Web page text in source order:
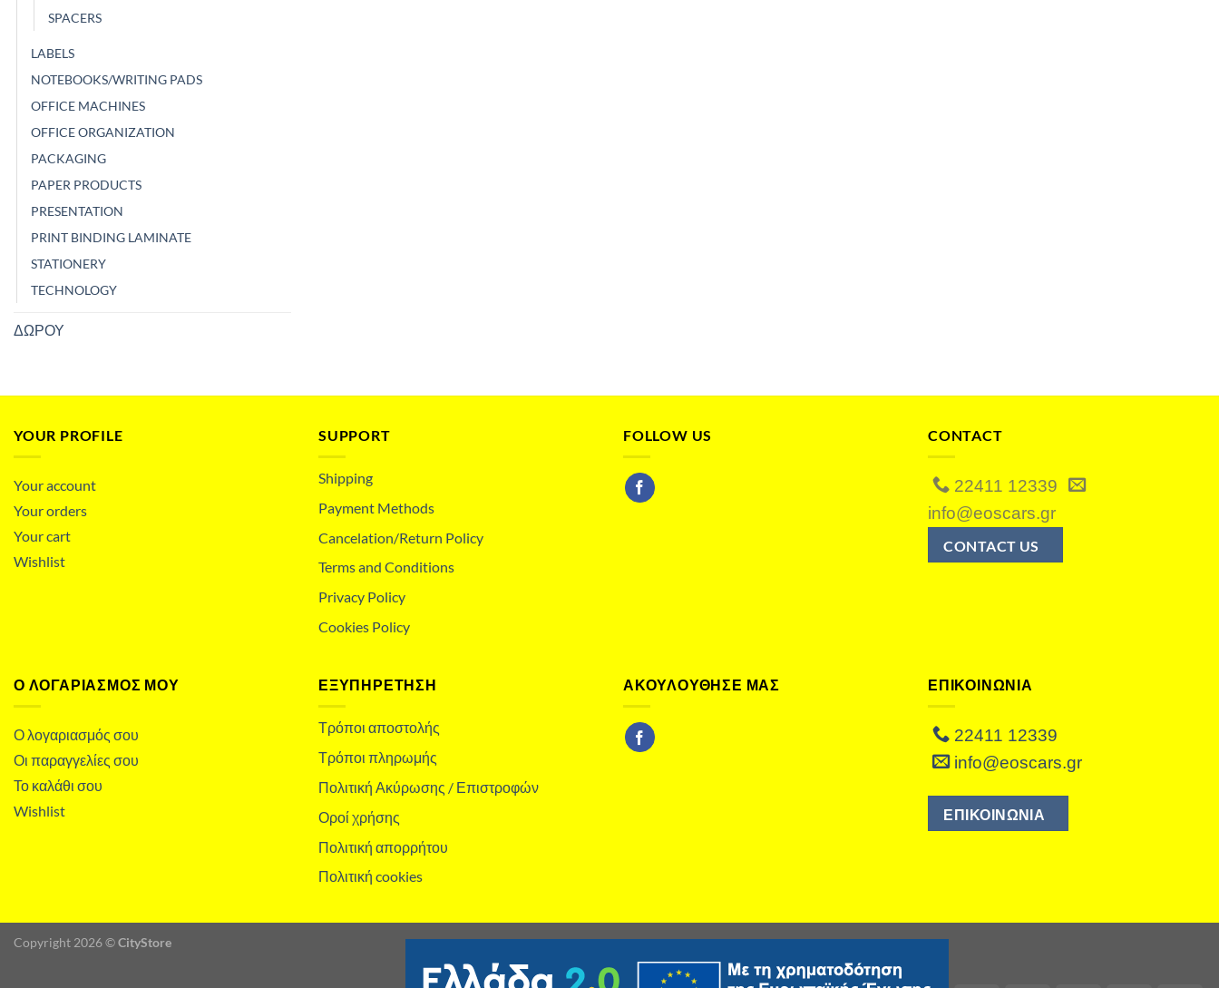
SPACERS
LABELS
NOTEBOOKS/WRITING PADS
OFFICE MACHINES
OFFICE ORGANIZATION
PACKAGING
PAPER PRODUCTS
PRESENTATION
PRINT BINDING LAMINATE
STATIONERY
TECHNOLOGY
ΔΩΡΟΥ
YOUR PROFILE
Your account
Your orders
Your cart
Wishlist
SUPPORT
Shipping
Payment Methods
Cancelation/Return Policy
Terms and Conditions
Privacy Policy
Cookies Policy
FOLLOW US CONTACT
22411 12339
info@eoscars.gr
CONTACT US
Ο ΛΟΓΑΡΙΑΣΜΌΣ ΜΟΥ
Ο λογαριασμός σου
Οι παραγγελίες σου
Το καλάθι σου
Wishlist
ΕΞΥΠΗΡΕΤΗΣΗ
Τρόποι αποστολής
Τρόποι πληρωμής
Πολιτική Ακύρωσης / Επιστροφών
Οροί χρήσης
Πολιτική απορρήτου
Πολιτική cookies
ΑΚΟΥΛΟΥΘΗΣΕ ΜΑΣ ΕΠΙΚΟΙΝΩΝΙΑ
22411 12339
info@eoscars.gr
ΕΠΙΚΟΙΝΩΝΙΑ
Copyright 2026 ©CityStore